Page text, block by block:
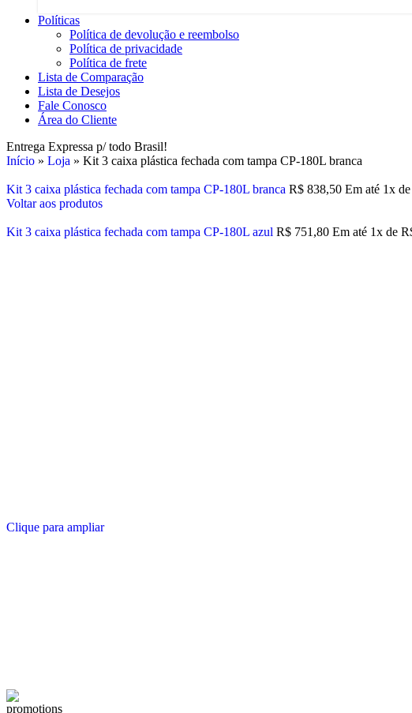
Políticas
Política de devolução e reembolso
Política de privacidade
Política de frete
Lista de Comparação
Lista de Desejos
Fale Conosco
Área do Cliente
Entrega Expressa p/ todo Brasil!
Início » Loja » Kit 3 caixa plástica fechada com tampa CP-180L branca
Kit 3 caixa plástica fechada com tampa CP-180L branca R$ 838,50 Em até 1x de
Voltar aos produtos
Kit 3 caixa plástica fechada com tampa CP-180L azul R$ 751,80 Em até 1x de
Clique para ampliar